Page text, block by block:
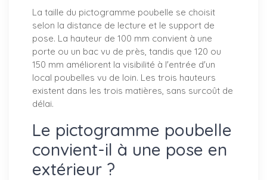
La taille du pictogramme poubelle se choisit
selon la distance de lecture et le support de
pose. La hauteur de 100 mm convient à une
porte ou un bac vu de près, tandis que 120 ou
150 mm améliorent la visibilité à l'entrée d'un
local poubelles vu de loin. Les trois hauteurs
existent dans les trois matières, sans surcoût de
délai.
Le pictogramme poubelle
convient-il à une pose en
extérieur ?